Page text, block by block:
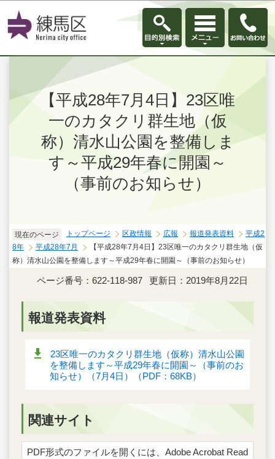
このページの本文へ移動
【平成28年7月4日】23区唯
一のカタクリ群生地（仮
称）清水山公園を整備しま
す～平成29年春に開園～
（事前のお知らせ）
現在のページ トップページ 区政情報 広報 報道発表資料
平成2
8年
平成28年7月
【平成28年7月4日】23区唯一のカタクリ群生地（仮
称）清水山公園を整備します～平成29年春に開園～（事前のお知らせ）
ページ番号：622-118-987 更新日：2019年8月22日
報道発表資料
23区唯一のカタクリ群生地（仮称）清水山公園
を整備します～平成29年春に開園～（事前のお
知らせ）（7月4日）（PDF：68KB）
関連サイト
PDF形式のファイルを開くには、Adobe Acrobat Read